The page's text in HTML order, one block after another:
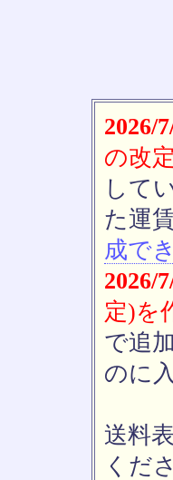
2026/
の改
して
た運
成で
2026/
定)を
で追
のに
送料
くだ